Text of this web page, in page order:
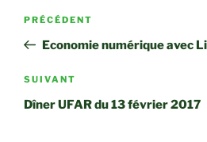
Navigation
l’article
Article
précédent
PRÉCÉDENT
Economie numérique avec
Article
suivant
SUIVANT
Dîner UFAR du 13 février 2017